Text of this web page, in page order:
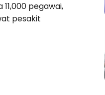
pegawai,
pesakit